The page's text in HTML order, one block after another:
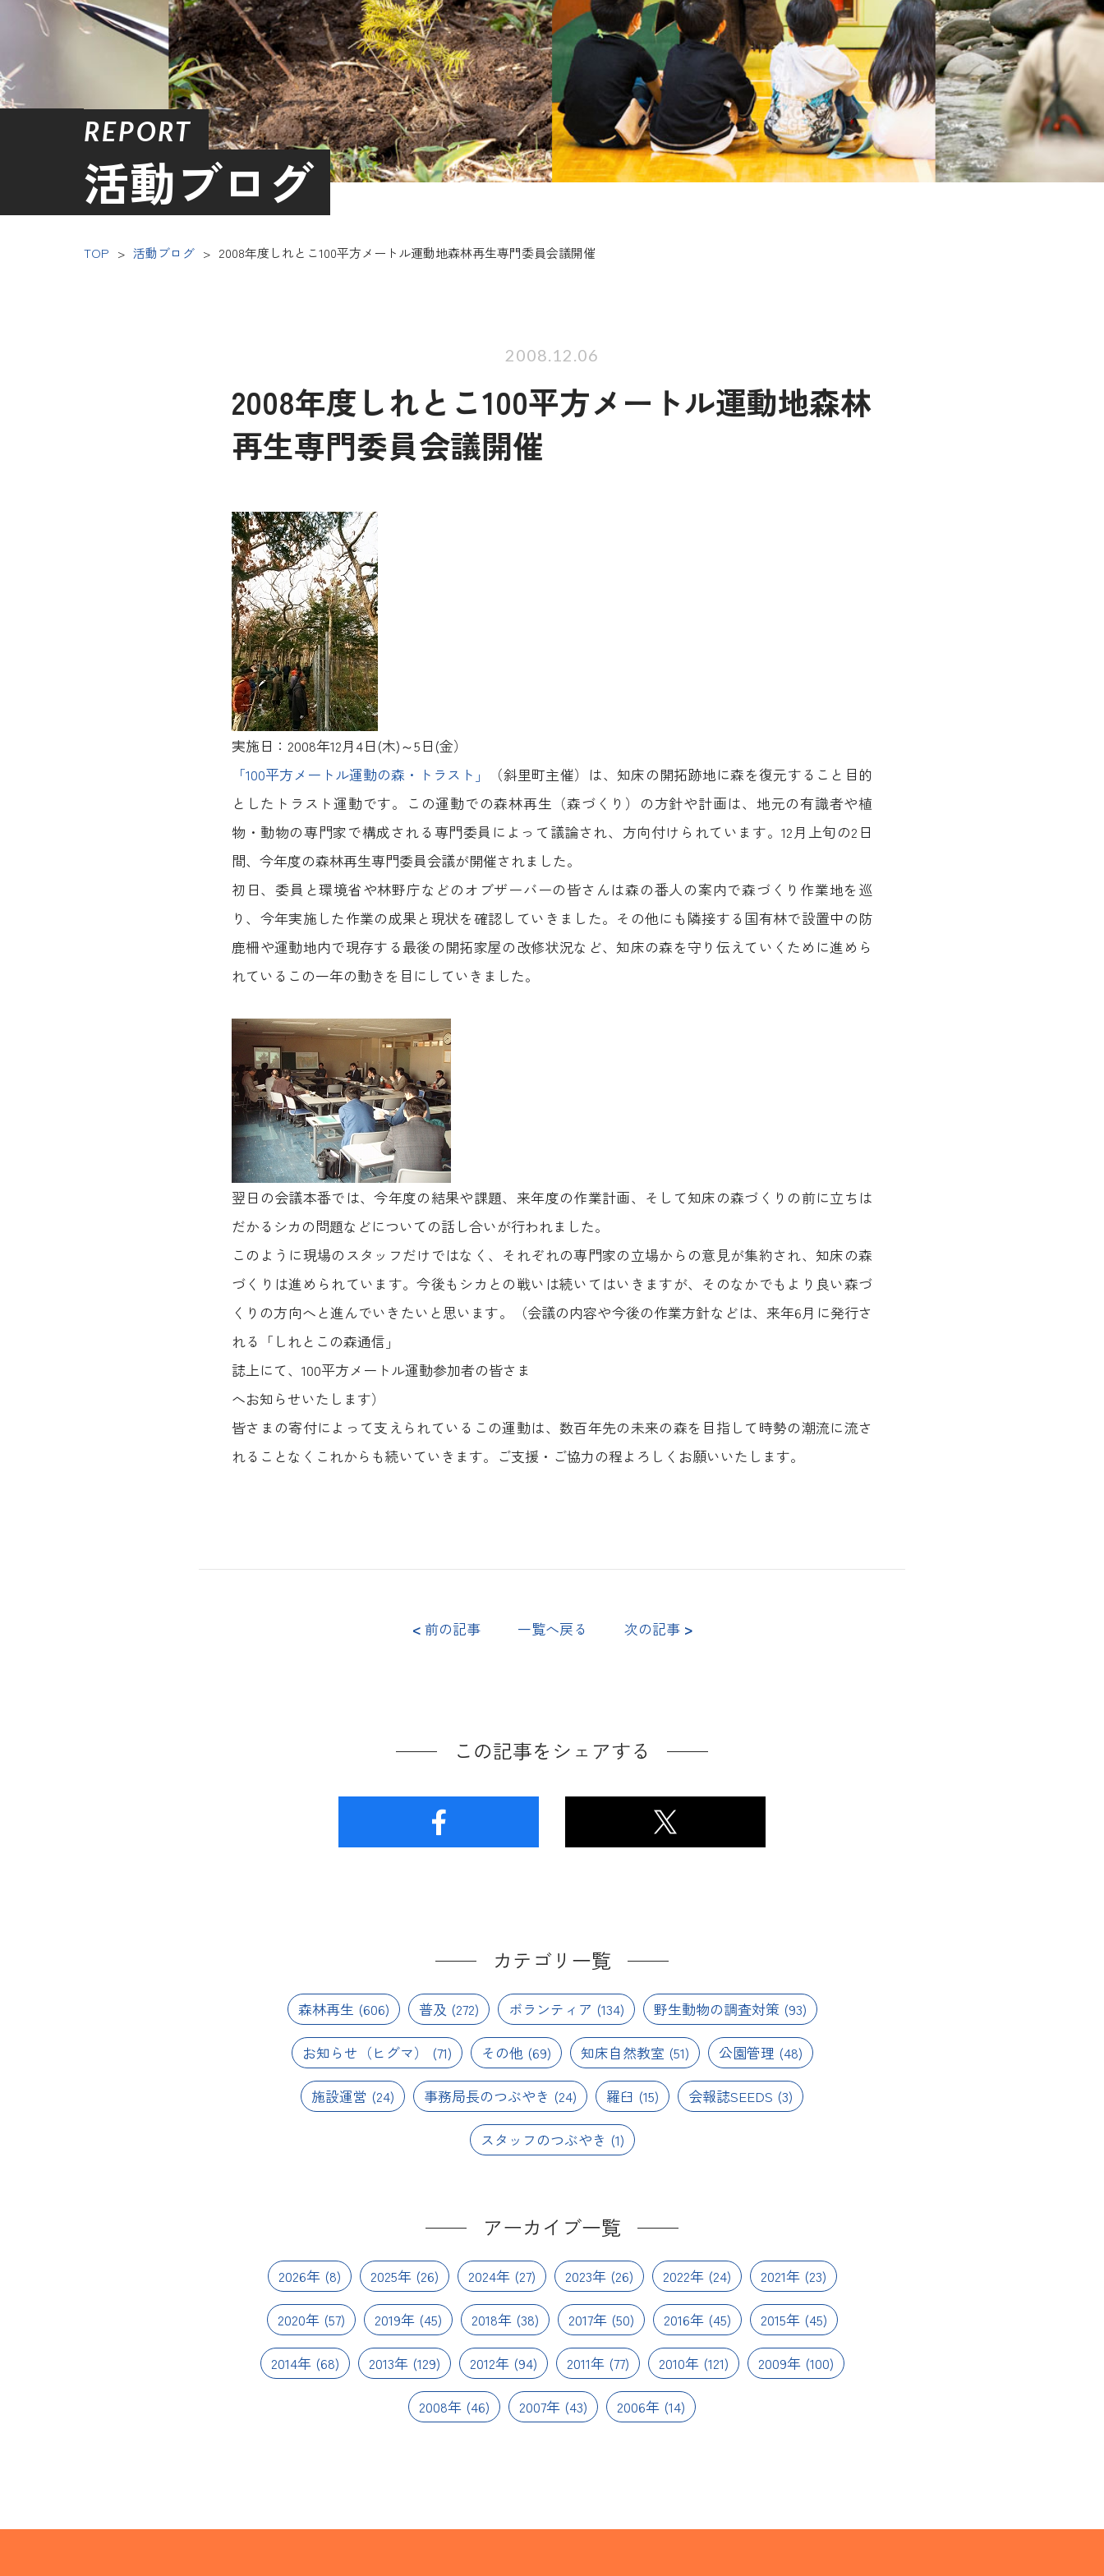
REPORT
活動ブログ
TOP > 活動ブログ > 2008年度しれとこ100平方メートル運動地森林再生専門委員会議開催
2008.12.06
2008年度しれとこ100平方メートル運動地森林
再生専門委員会議開催
実施日：2008年12月4日(木)～5日(金）
「100平方メートル運動の森・トラスト」
（斜里町主催）は、知床の開拓跡地に森を復元すること目的
としたトラスト運動です。この運動での森林再生（森づくり）の方針や計画は、地元の有識者や植
物・動物の専門家で構成される専門委員によって議論され、方向付けられています。12月上旬の2日
間、今年度の森林再生専門委員会議が開催されました。
初日、委員と環境省や林野庁などのオブザーバーの皆さんは森の番人の案内で森づくり作業地を巡
り、今年実施した作業の成果と現状を確認していきました。その他にも隣接する国有林で設置中の防
鹿柵や運動地内で現存する最後の開拓家屋の改修状況など、知床の森を守り伝えていくために進めら
れているこの一年の動きを目にしていきました。
翌日の会議本番では、今年度の結果や課題、来年度の作業計画、そして知床の森づくりの前に立ちは
だかるシカの問題などについての話し合いが行われました。
このように現場のスタッフだけではなく、それぞれの専門家の立場からの意見が集約され、知床の森
づくりは進められています。今後もシカとの戦いは続いてはいきますが、そのなかでもより良い森づ
くりの方向へと進んでいきたいと思います。（会議の内容や今後の作業方針などは、来年6月に発行さ
れる「しれとこの森通信」
誌上にて、100平方メートル運動参加者の皆さま
へお知らせいたします）
皆さまの寄付によって支えられているこの運動は、数百年先の未来の森を目指して時勢の潮流に流さ
れることなくこれからも続いていきます。ご支援・ご協力の程よろしくお願いいたします。
< 前の記事 一覧へ戻る 次の記事>
この記事をシェアする
カテゴリ一覧
森林再生 (606) 普及 (272) ボランティア (134) 野生動物の調査対策 (93)
お知らせ（ヒグマ） (71) その他(69) 知床自然教室 (51) 公園管理 (48)
施設運営 (24) 事務局長のつぶやき (24) 羅臼 (15) 会報誌SEEDS (3)
スタッフのつぶやき (1)
アーカイブ一覧
2026年(8) 2025年(26) 2024年(27) 2023年(26) 2022年(24) 2021年(23)
2020年(57) 2019年(45) 2018年(38) 2017年(50) 2016年(45) 2015年(45)
2014年(68) 2013年(129) 2012年(94) 2011年(77) 2010年(121) 2009年(100)
2008年 (46) 2007年 (43) 2006年 (14)